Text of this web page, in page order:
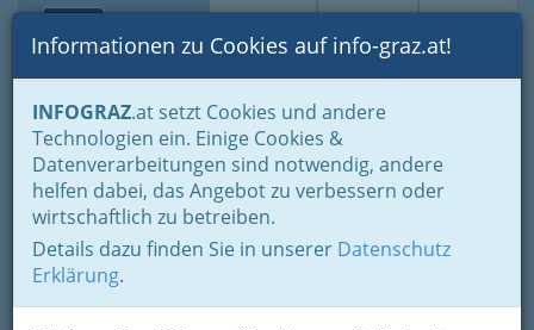
Suche Login Toggle
Informationen zu Cookies auf info-graz.at!
INFOGRAZ.at setzt Cookies und andere
Technologien ein. Einige Cookies &
Datenverarbeitungen sind notwendig, andere
helfen dabei, das Angebot zu verbessern oder
wirtschaftlich zu betreiben.
Details dazu finden Sie in unserer Datenschutz
Erklärung.
Home Lifestyle
Freizeit & Sport in der Steiermark
Wohin am Wochenende
Mur pur Bootsfahrt
Oberschwarza 24, 8471 Spielfeld
+43 3453 6643
+43 699 115 220 57